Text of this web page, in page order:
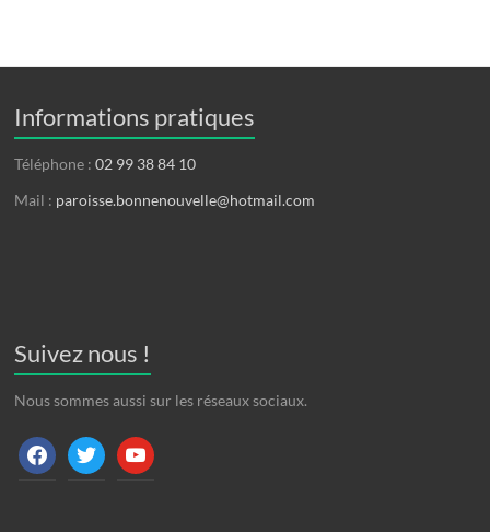
Informations pratiques
Téléphone :02 99 38 84 10
Mail : paroisse.bonnenouvelle@hotmail.com
Suivez nous !
Nous sommes aussi sur les réseaux sociaux.
facebooktwitter youtube